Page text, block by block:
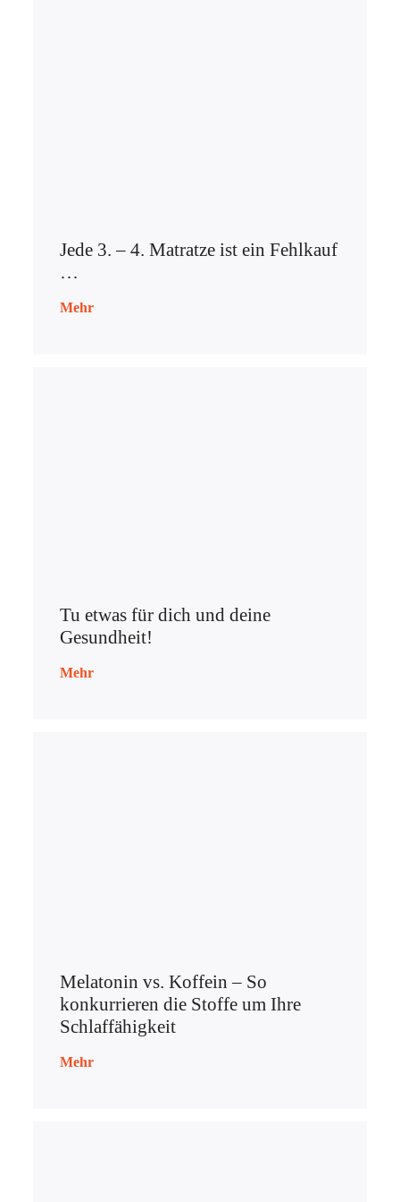
Jede 3. – 4. Matratze ist ein Fehlkauf
…
Mehr
Tu etwas für dich und deine
Gesundheit!
Mehr
Melatonin vs. Koffein – So
konkurrieren die Stoffe um Ihre
Schlaffähigkeit
Mehr